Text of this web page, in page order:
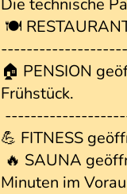
Die technische
🍽️
🏠 PENSION
Frühstück.
💪 FITNESS
🔥 SAUNA
Minuten im